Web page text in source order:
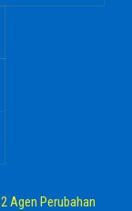
Agen Perubahan